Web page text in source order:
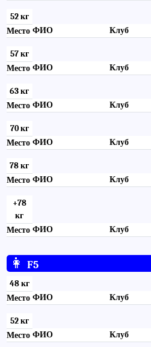
52 кг
Место ФИО Клуб
57 кг
Место ФИО Клуб
63 кг
Место ФИО Клуб
70 кг
Место ФИО Клуб
78 кг
Место ФИО Клуб
+78
кг
Место ФИО Клуб
👩 F5
48 кг
Место ФИО Клуб
52 кг
Место ФИО Клуб